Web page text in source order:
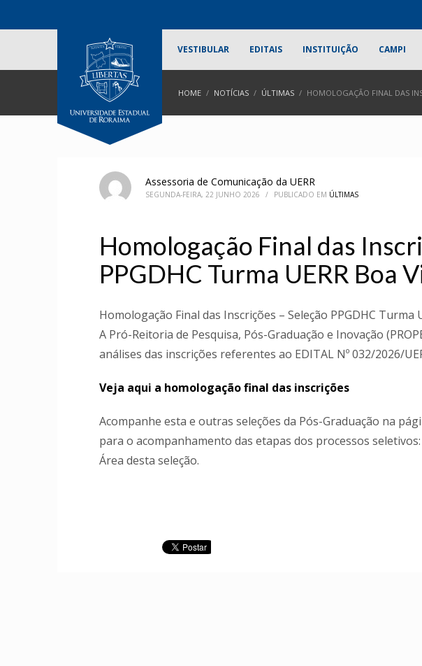
VESTIBULAR EDITAIS INSTITUIÇÃO CAMPI
HOME NOTÍCIAS ÚLTIMAS HOMOLOGAÇÃO FINAL DAS
Assessoria de Comunicação da UERR
SEGUNDA-FEIRA, 22 JUNHO 2026 / PUBLICADO EM ÚLTIMAS
Homologação Final das
PPGDHC Turma UERR Boa
Homologação Final das Inscrições – Seleção PPGDHC Turma
A Pró-Reitoria de Pesquisa, Pós-Graduação e Inovação
análises das inscrições referentes ao EDITAL Nº 032/2026/
Veja aqui a homologação final das inscrições
Acompanhe esta e outras seleções da Pós-Graduação na
para o acompanhamento das etapas dos processos seletivos:
Área desta seleção.